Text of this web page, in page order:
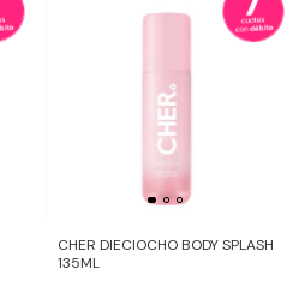
CHER DIECIOCHO BODY SPLASH
135ML